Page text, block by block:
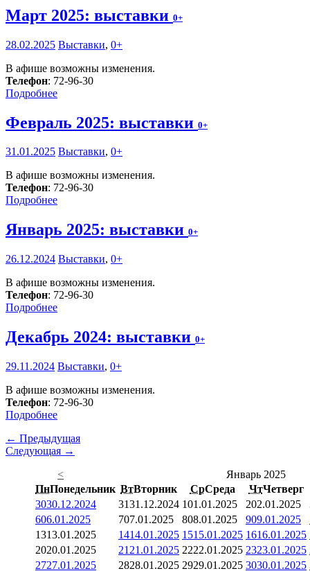
Март 2025: выставки 0+
28.02.2025 Выставки, 0+
В афише возможны изменения.
Телефон: 72-96-30
Подробнее
Февраль 2025: выставки 0+
31.01.2025 Выставки, 0+
В афише возможны изменения.
Телефон: 72-96-30
Подробнее
Январь 2025: выставки 0+
26.12.2024 Выставки, 0+
В афише возможны изменения.
Телефон: 72-96-30
Подробнее
Декабрь 2024: выставки 0+
29.11.2024 Выставки, 0+
В афише возможны изменения.
Телефон: 72-96-30
Подробнее
← Предыдущая
Следующая →
<
Январь 2025
ПнПонедельник ВтВторник СрСреда ЧтЧетверг
3030.12.2024 3131.12.2024 101.01.2025 202.01.2025
606.01.2025 707.01.2025 808.01.2025 909.01.2025
1313.01.2025 1414.01.2025 1515.01.2025 1616.01.2025
2020.01.2025 21 21.01.2025 2222.01.2025 2323.01.2025
2727.01.2025 2828.01.2025 2929.01.2025 3030.01.2025